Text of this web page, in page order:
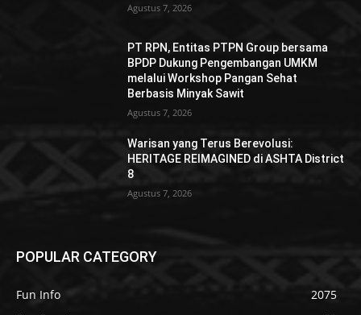
Agustus 7, 2026
PT RPN, Entitas PTPN Group bersama
BPDP Dukung Pengembangan UMKM
melalui Workshop Pangan Sehat
Berbasis Minyak Sawit
Agustus 7, 2026
Warisan yang Terus Berevolusi:
HERITAGE REIMAGINED di ASHTA District
8
Agustus 7, 2026
POPULAR CATEGORY
Fun Info
2075